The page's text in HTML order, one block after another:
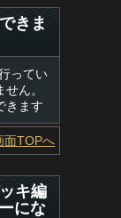
きま
ってい
ん。
きます
TOPへ
キ編
にな